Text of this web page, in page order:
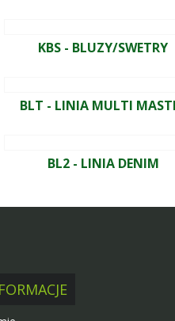
KBS - BLUZY/SWETRY
BLT - LINIA MULTI
BL2 - LINIA DENIM